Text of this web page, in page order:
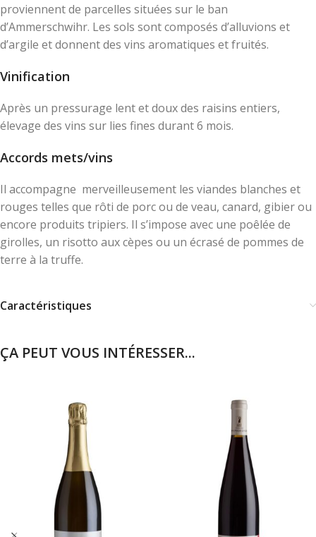
proviennent de parcelles situées sur le ban
d’Ammerschwihr. Les sols sont composés d’alluvions et
d’argile et donnent des vins aromatiques et fruités.
Vinification
Après un pressurage lent et doux des raisins entiers,
élevage des vins sur lies fines durant 6 mois.
Accords mets/vins
Il accompagne merveilleusement les viandes blanches et
rouges telles que rôti de porc ou de veau, canard, gibier ou
encore produits tripiers. Il s’impose avec une poêlée de
girolles, un risotto aux cèpes ou un écrasé de pommes de
terre à la truffe.
Caractéristiques
ÇA PEUT VOUS INTÉRESSER...